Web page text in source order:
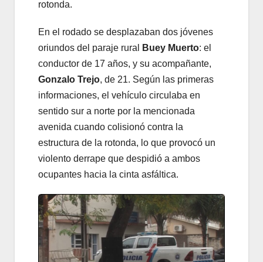
rotonda.
En el rodado se desplazaban dos jóvenes
oriundos del paraje rural
Buey Muerto: el
conductor de 17 años, y su acompañante,
Gonzalo Trejo, de 21. Según las primeras
informaciones, el vehículo circulaba en
sentido sur a norte por la mencionada
avenida cuando colisionó contra la
estructura de la rotonda, lo que provocó un
violento derrape que despidió a ambos
ocupantes hacia la cinta asfáltica.